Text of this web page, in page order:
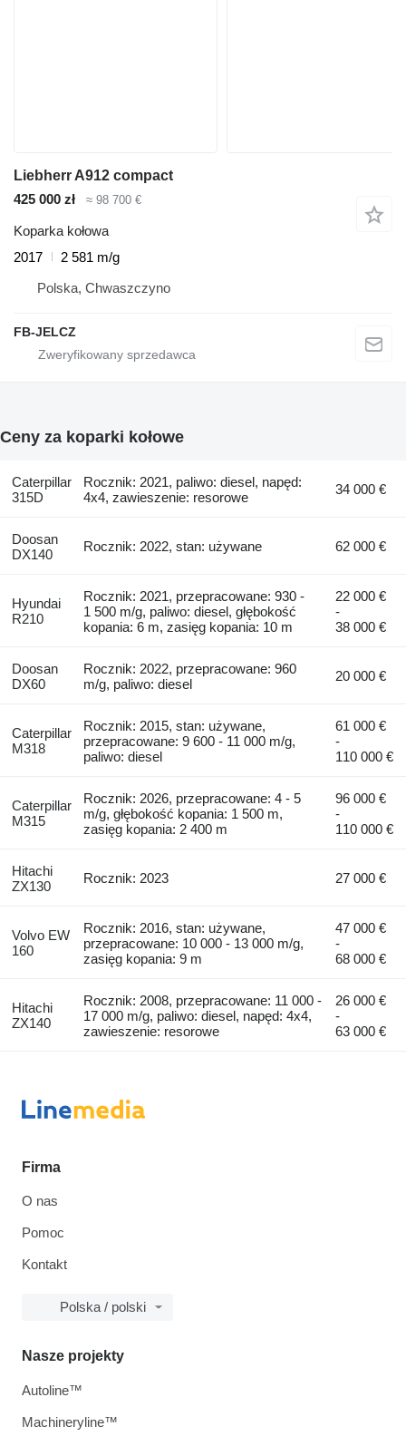
Liebherr A912 compact
425 000 zł
≈ 98 700 €
Koparka kołowa
2017
2 581 m/g
Polska, Chwaszczyno
FB-JELCZ
Ceny za koparki kołowe
Caterpillar
315D
Rocznik: 2021, paliwo: diesel, napęd:
4x4, zawieszenie: resorowe
34 000 €
Doosan
DX140
Rocznik: 2022, stan: używane 62 000 €
Hyundai
R210
Rocznik: 2021, przepracowane: 930 -
1 500 m/g, paliwo: diesel, głębokość
kopania: 6 m, zasięg kopania: 10 m
22 000 €
-
38 000 €
Doosan
DX60
Rocznik: 2022, przepracowane: 960
m/g, paliwo: diesel
20 000 €
Caterpillar
M318
Rocznik: 2015, stan: używane,
przepracowane: 9 600 - 11 000 m/g,
paliwo: diesel
61 000 €
-
110 000 €
Caterpillar
M315
Rocznik: 2026, przepracowane: 4 - 5
m/g, głębokość kopania: 1 500 m,
zasięg kopania: 2 400 m
96 000 €
-
110 000 €
Hitachi
ZX130
Rocznik: 2023 27 000 €
Volvo EW
160
Rocznik: 2016, stan: używane,
przepracowane: 10 000 - 13 000 m/g,
zasięg kopania: 9 m
47 000 €
-
68 000 €
Hitachi
ZX140
Rocznik: 2008, przepracowane: 11 000 -
17 000 m/g, paliwo: diesel, napęd: 4x4,
zawieszenie: resorowe
26 000 €
-
63 000 €
Firma
O nas
Pomoc
Kontakt
Polska / polski
Nasze projekty
Autoline™
Machineryline™